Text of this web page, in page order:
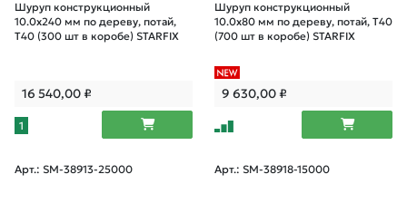
Шуруп конструкционный
10.0х240 мм по дереву, потай,
T40 (300 шт в коробе) STARFIX
16 540,00₽
1
Шуруп конструкционный
10.0х80 мм по дереву, потай, T40
(700 шт в коробе) STARFIX
9 630,00₽
Арт.: SM-38913-25000 Арт.: SM-38918-15000